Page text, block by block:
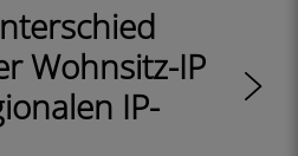
Wohnsitz-IP
IP-